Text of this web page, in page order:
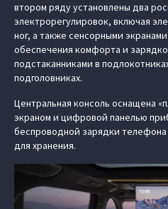
втором ряду установлены два
электрорегулировок, включая
ног, а также сенсорными
обеспечения комфорта и
подстаканниками в
подголовниках.
Центральная консоль оснащена
экраном и цифровой панелью
беспроводной зарядки
для хранения.